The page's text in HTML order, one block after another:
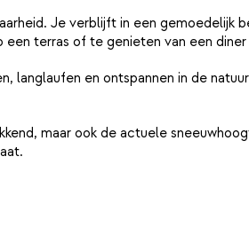
Je verblijft in een
terras of te genieten van een
en ontspannen in de
maar ook de actuele